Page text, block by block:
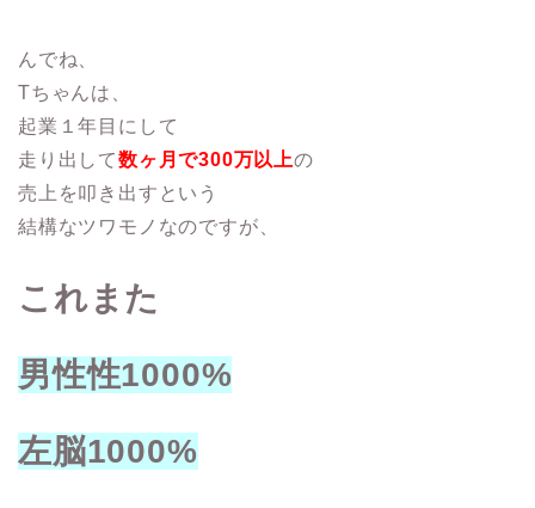
んでね、
Tちゃんは、
起業１年目にして
走り出して数ヶ月で300万以上の
売上を叩き出すという
結構なツワモノなのですが、
これまた
男性性1000%
左脳1000%